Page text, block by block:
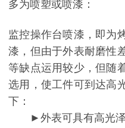
多为喷塑或喷漆：
监控操作台喷漆，即为
漆，但由于外表耐磨性
等缺点运用较少，但随
选用，使工件可到达高
下：
►外表可具有高光泽